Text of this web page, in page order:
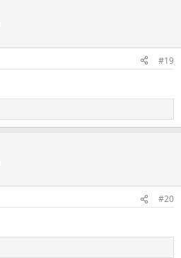
#19
#20